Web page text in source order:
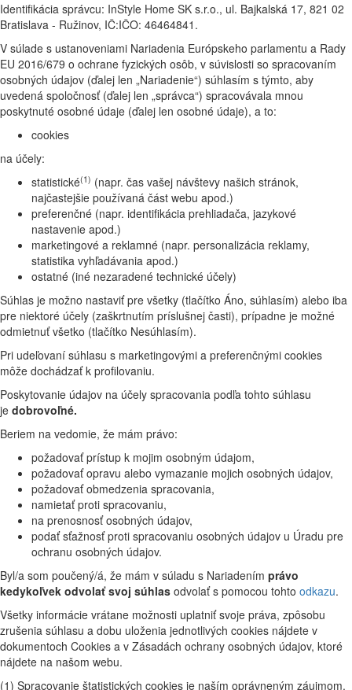
Identifikácia správcu: InStyle Home SK s.r.o., ul. Bajkalská 17, 821 02
Bratislava - Ružinov, IČ:IČO: 46464841.
V súlade s ustanoveniami Nariadenia Európskeho parlamentu a Rady
EU 2016/679 o ochrane fyzických osôb, v súvislosti so spracovaním
osobných údajov (ďalej len „Nariadenie“) súhlasím s týmto, aby
uvedená spoločnosť (ďalej len „správca“) spracovávala mnou
poskytnuté osobné údaje (ďalej len osobné údaje), a to:
cookies
na účely:
statistické(1) (napr. čas vašej návštevy našich stránok,
najčastejšie používaná část webu apod.)
preferenčné (napr. identifikácia prehliadača, jazykové
nastavenie apod.)
marketingové a reklamné (napr. personalizácia reklamy,
statistika vyhľadávania apod.)
ostatné (iné nezaradené technické účely)
Súhlas je možno nastaviť pre všetky (tlačítko Áno, súhlasím) alebo iba
pre niektoré účely (zaškrtnutím príslušnej časti), prípadne je možné
odmietnuť všetko (tlačítko Nesúhlasím).
Pri udeľovaní súhlasu s marketingovými a preferenčnými cookies
môže dochádzať k profilovaniu.
Poskytovanie údajov na účely spracovania podľa tohto súhlasu
je dobrovoľné.
Beriem na vedomie, že mám právo:
požadovať prístup k mojim osobným údajom,
požadovať opravu alebo vymazanie mojich osobných údajov,
požadovať obmedzenia spracovania,
namietať proti spracovaniu,
na prenosnosť osobných údajov,
podať sťažnosť proti spracovaniu osobných údajov u Úradu pre
ochranu osobných údajov.
Byl/a som poučený/á, že mám v súladu s Nariadením právo
kedykoľvek odvolať svoj súhlas odvolať s pomocou tohto odkazu.
Všetky informácie vrátane možnosti uplatniť svoje práva, zpôsobu
zrušenia súhlasu a dobu uloženia jednotlivých cookies nájdete v
dokumentoch Cookies a v Zásadách ochrany osobných údajov, ktoré
nájdete na našom webu.
(1) Spracovanie štatistických cookies je naším oprávneným záujmom.